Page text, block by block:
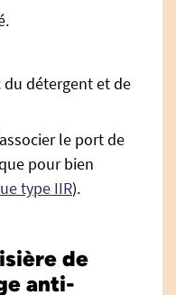
détergent et de
le port de
pour bien
type IIR).
de
anti-